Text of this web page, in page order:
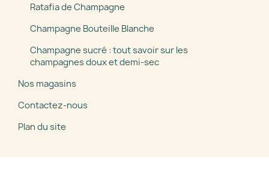
Ratafia de Champagne
Champagne Bouteille Blanche
Champagne sucré : tout savoir sur les
champagnes doux et demi-sec
Nos magasins
Contactez-nous
Plan du site